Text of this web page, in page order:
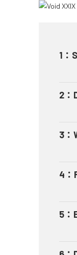
1 ：
2 ：
3 ：
4 ：
5 ：